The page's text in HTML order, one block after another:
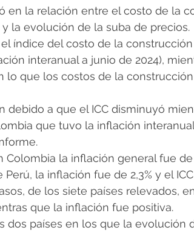
en la relación entre el costo de la
la evolución de la suba de precios.
índice del costo de la construcción
interanual a junio de 2024),
lo que los costos de la
debido a que el ICC disminuyó
que tuvo la inflación
la inflación general fue de
Perú, la inflación fue de 2,3% y el
de los siete países relevados,
que la inflación fue positiva.
dos países en los que la evolución